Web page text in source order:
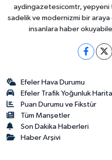
aydingazetesicomtr, yepyeni
sadelik ve modernizmi bir
insanlara haber
Efeler Hava Durumu
Efeler Trafik Yoğunluk
Puan Durumu ve Fikstür
Tüm Manşetler
Son Dakika Haberleri
Haber Arşivi